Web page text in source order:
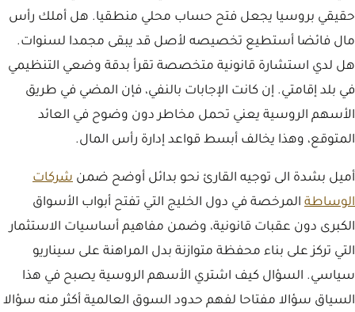
حقيقي بروسيا يجعل فتح حساب محلي منطقيا. هل أملك رأس
مال فائضا أستطيع تخصيصه لأصل قد يبقى مجمدا لسنوات.
هل لدي استشارة قانونية متخصصة تقرأ بدقة وضعي التنظيمي
في بلد إقامتي. إن كانت الإجابات بالنفي، فإن المضي في طريق
الأسهم الروسية يعني تحمل مخاطر دون وضوح في العائد
المتوقع، وهذا يخالف أبسط قواعد إدارة رأس المال.
أميل بشدة الى توجيه القارئ نحو بدائل أوضح ضمن شركات
الوساطة المرخصة في دول الخليج التي تفتح أبواب الأسواق
الكبرى دون عقبات قانونية، وضمن مفاهيم أساسيات الاستثمار
التي تركز على بناء محفظة متوازنة بدل المراهنة على سيناريو
سياسي. السؤال كيف اشتري الأسهم الروسية يصبح في هذا
السياق سؤالا مفتاحا لفهم حدود السوق العالمية أكثر منه سؤالا